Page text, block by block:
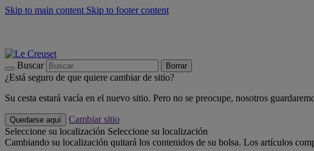
Skip to main content Skip to footer content
Buscar Borrar
¿Está seguro de que quiere cambiar de sitio?
Su cesta estará vacía en el nuevo sitio. Pero no se preocupe, nosotros
Quedarse aquí
Cambiar sitio
Seleccione su localización Seleccione su localización
Cambiando su localización quitará los contenidos de su bolsa. Los artículos